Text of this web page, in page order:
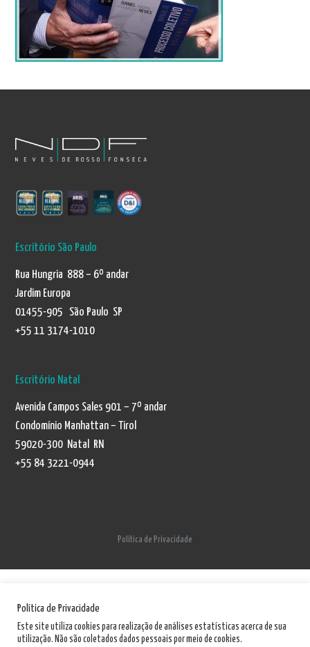
Escritório São Paulo
Rua Hungria 888 – 6º andar
Jardim Europa
01455-905 São Paulo SP
+55 11 3174-1010
Escritório Natal
Avenida Campos Sales 901 – 7º andar
Condomínio Manhattan – Tirol
59020-300 Natal RN
+55 84 3221-0944
Política de Privacidade
Política de Privacidade
Este site utiliza cookies para realização de análises estatísticas acerca de sua
utilização. Não são coletados dados pessoais por meio de cookies.